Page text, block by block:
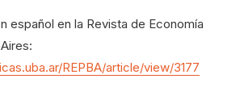
español en la Revista de Economía
REPBA/article/view/3177